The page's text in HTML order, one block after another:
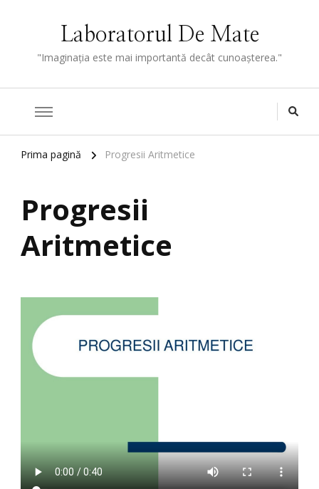
Laboratorul De Mate
"Imaginaţia este mai importantă decât cunoaşterea."
Prima pagină Progresii Aritmetice
Progresii
Aritmetice